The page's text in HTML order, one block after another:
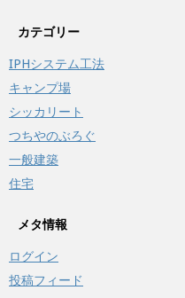
カテゴリー
IPHシステム工法
キャンプ場
シッカリート
つちやのぶろぐ
一般建築
住宅
メタ情報
ログイン
投稿フィード